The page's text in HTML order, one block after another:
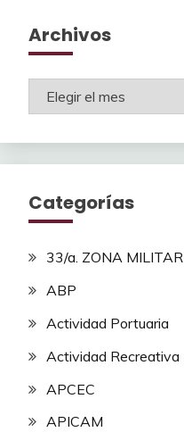
Archivos
Archivos
Categorías
33/a. ZONA MILITAR
ABP
Actividad Portuaria
Actividad Recreativa
APCEC
APICAM